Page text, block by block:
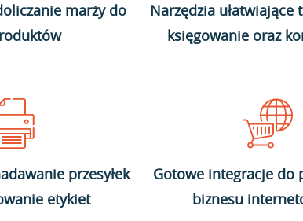
marży do
Narzędzia ułatwiające
księgowanie oraz
przesyłek
etykiet
Gotowe integracje do
biznesu